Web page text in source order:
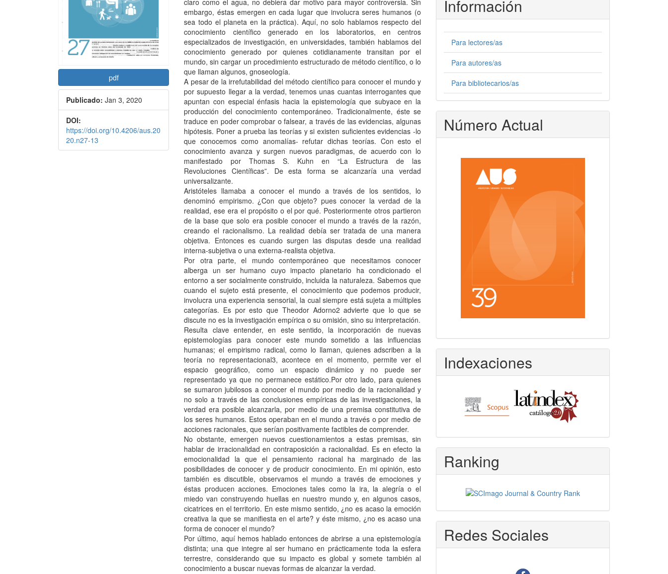
pdf
Publicado: Jan 3, 2020
DOI:
https://doi.org/10.4206/aus.20
20.n27-13
claro como el agua, no debiera dar motivo para mayor controversia. Sin
embargo, éstas emergen en cada lugar que involucra seres humanos (o
sea todo el planeta en la práctica). Aquí, no solo hablamos respecto del
conocimiento científico generado en los laboratorios, en centros
especializados de investigación, en universidades, también hablamos del
conocimiento generado por quienes cotidianamente transitan por el
mundo, sin cargar un procedimiento estructurado de método científico, o lo
que llaman algunos, gnoseología.
A pesar de la irrefutabilidad del método científico para conocer el mundo y
por supuesto llegar a la verdad, tenemos unas cuantas interrogantes que
apuntan con especial énfasis hacia la epistemología que subyace en la
producción del conocimiento contemporáneo. Tradicionalmente, éste se
traduce en poder comprobar o falsear, a través de las evidencias, algunas
hipótesis. Poner a prueba las teorías y si existen suficientes evidencias -lo
que conocemos como anomalías- refutar dichas teorías. Con esto el
conocimiento avanza y surgen nuevos paradigmas, de acuerdo con lo
manifestado por Thomas S. Kuhn en “La Estructura de las
Revoluciones Científicas”. De esta forma se alcanzaría una verdad
universalizante.
Aristóteles llamaba a conocer el mundo a través de los sentidos, lo
denominó empirismo. ¿Con que objeto? pues conocer la verdad de la
realidad, ese era el propósito o el por qué. Posteriormente otros partieron
de la base que solo era posible conocer el mundo a través de la razón,
creando el racionalismo. La realidad debía ser tratada de una manera
objetiva. Entonces es cuando surgen las disputas desde una realidad
interna-subjetiva o una externa-realista objetiva.
Por otra parte, el mundo contemporáneo que necesitamos conocer
alberga un ser humano cuyo impacto planetario ha condicionado el
entorno a ser socialmente construido, incluida la naturaleza. Sabemos que
cuando el sujeto está presente, el conocimiento que podemos producir,
involucra una experiencia sensorial, la cual siempre está sujeta a múltiples
categorías. Es por esto que Theodor Adorno2 advierte que lo que se
discute no es la investigación empírica o su omisión, sino su interpretación.
Resulta clave entender, en este sentido, la incorporación de nuevas
epistemologías para conocer este mundo sometido a las influencias
humanas; el empirismo radical, como lo llaman, quienes adscriben a la
teoría no representacional3, acontece en el momento, permite ver el
espacio geográfico, como un espacio dinámico y no puede ser
representado ya que no permanece estático.Por otro lado, para quienes
se sumaron jubilosos a conocer el mundo por medio de la racionalidad y
no solo a través de las conclusiones empíricas de las investigaciones, la
verdad era posible alcanzarla, por medio de una premisa constitutiva de
los seres humanos. Estos operaban en el mundo a través o por medio de
acciones racionales, que serían positivamente factibles de comprender.
No obstante, emergen nuevos cuestionamientos a estas premisas, sin
hablar de irracionalidad en contraposición a racionalidad. Es en efecto la
emocionalidad la que el pensamiento racional ha marginado de las
posibilidades de conocer y de producir conocimiento. En mi opinión, esto
también es discutible, observamos el mundo a través de emociones y
éstas producen acciones. Emociones tales como la ira, la alegría o el
miedo van construyendo huellas en nuestro mundo y, en algunos casos,
cicatrices en el territorio. En este mismo sentido, ¿no es acaso la emoción
creativa la que se manifiesta en el arte? y éste mismo, ¿no es acaso una
forma de conocer el mundo?
Por último, aquí hemos hablado entonces de abrirse a una epistemología
distinta; una que integre al ser humano en prácticamente toda la esfera
terrestre, considerando que su impacto es global y somete también al
conocimiento a buscar nuevas formas de alcanzar la verdad.
Información
Para lectores/as
Para autores/as
Para bibliotecarios/as
Número Actual
Indexaciones
Ranking
Redes Sociales